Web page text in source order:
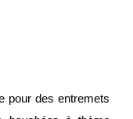
pour des entremets